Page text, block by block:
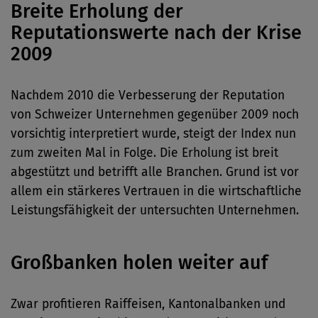
Breite Erholung der
Reputationswerte nach der Krise
2009
Nachdem 2010 die Verbesserung der Reputation
von Schweizer Unternehmen gegenüber 2009 noch
vorsichtig interpretiert wurde, steigt der Index nun
zum zweiten Mal in Folge. Die Erholung ist breit
abgestützt und betrifft alle Branchen. Grund ist vor
allem ein stärkeres Vertrauen in die wirtschaftliche
Leistungsfähigkeit der untersuchten Unternehmen.
Großbanken holen weiter auf
Zwar profitieren Raiffeisen, Kantonalbanken und